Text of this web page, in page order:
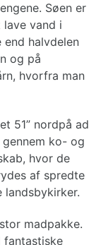
Søen er
vand i
halvdelen
og på
hvorfra man
51” nordpå ad
ko- og
hvor de
af spredte
madpakke.
fantastiske